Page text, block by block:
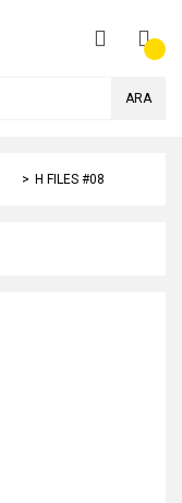
ARA
H FILES #08